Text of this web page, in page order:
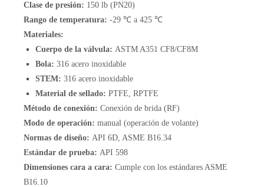
Clase de presión: 150 lb (PN20)
Rango de temperatura: -29 ℃ a 425 ℃
Materiales:
Cuerpo de la válvula: ASTM A351 CF8/CF8M
Bola: 316 acero inoxidable
STEM: 316 acero inoxidable
Material de sellado: PTFE, RPTFE
Método de conexión: Conexión de brida (RF)
Modo de operación: manual (operación de volante)
Normas de diseño: API 6D, ASME B16.34
Estándar de prueba: API 598
Dimensiones cara a cara: Cumple con los estándares ASME
B16.10